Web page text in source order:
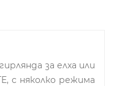
за елха или
с няколко режима